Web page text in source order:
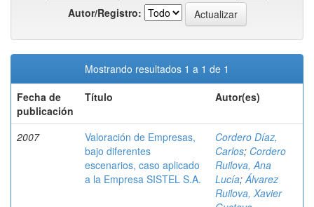
Autor/Registro:
Mostrando resultados 1 a 1 de 1
Fecha de
publicación
Título Autor(es)
2007
Valoración de Empresas,
bajo diferentes
escenarios, caso aplicado
a la Empresa SISTEL S.A.
Cordero Díaz,
Carlos; Cordero
Ruilova, Ana
Lucía;Álvarez
Ruilova, Xavier